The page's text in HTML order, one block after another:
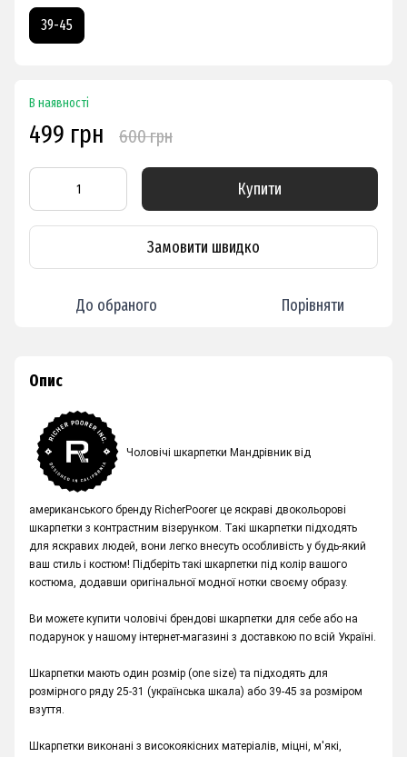
39-45
В наявності
499 грн 600 грн
Купити
Замовити швидко
До обраного Порівняти
Опис
Чоловічі шкарпетки Мандрівник від
американського бренду RicherPoorer це яскраві двокольорові
шкарпетки з контрастним візерунком. Такі шкарпетки підходять
для яскравих людей, вони легко внесуть особливість у будь-який
ваш стиль і костюм! Підберіть такі шкарпетки під колір вашого
костюма, додавши оригінальної модної нотки своєму образу.
Ви можете купити чоловічі брендові шкарпетки для себе або на
подарунок у нашому інтернет-магазині з доставкою по всій Україні.
Шкарпетки мають один розмір (one size) та підходять для
розмірного ряду 25-31 (українська шкала) або 39-45 за розміром
взуття.
Шкарпетки виконані з високоякісних матеріалів, міцні, м'які,